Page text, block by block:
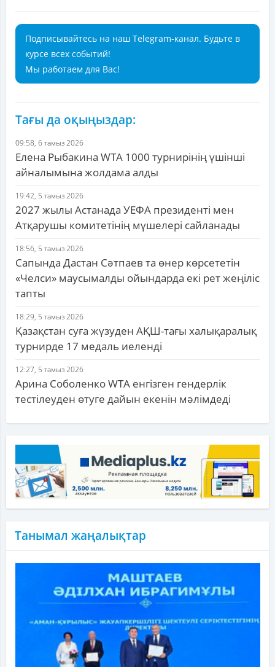
Подписывайтесь на наш Telegram-канал. Будьте в
курсе всех событий!
Мы работаем для Вас!
Тағы да оқыңыздар:
09:58, 6 тамыз 2026
Елена Рыбакина WTA 1000 турнирінің үшінші
айналымына жолдама алды
19:42, 5 тамыз 2026
2027 жылы Астанада УЕФА президенті мен
Атқарушы комитетінің мүшелері сайланады
18:56, 5 тамыз 2026
Сапында Дастан Сәтпаев та өнер көрсететін
«Челси» маусымалды ойындарда екі рет жеңіліс
тапты
18:29, 5 тамыз 2026
Қазақстан суға жүзуден АҚШ-тағы халықаралық
турнирде 17 медаль иеленді
12:27, 5 тамыз 2026
Арина Соболенко WTA енгізген гендерлік
тестілеуден өтуге дайын екенін мәлімдеді
Танымал жаңалықтар